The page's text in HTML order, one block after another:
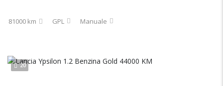
81000 km GPL Manuale
20